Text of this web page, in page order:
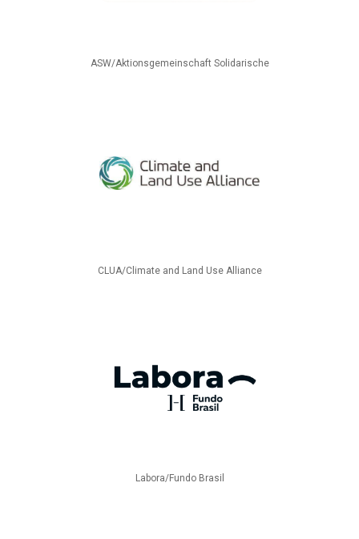
ASW/Aktionsgemeinschaft Solidarische
CLUA/Climate and Land Use Alliance
Labora/Fundo Brasil